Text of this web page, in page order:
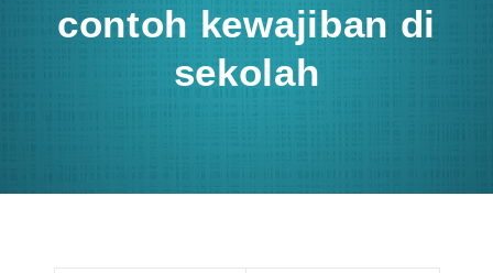
contoh kewajiban di
sekolah